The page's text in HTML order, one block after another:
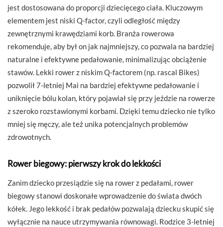
jest dostosowana do proporcji dziecięcego ciała. Kluczowym
elementem jest niski Q-factor, czyli odległość między
zewnętrznymi krawędziami korb. Branża rowerowa
rekomenduje, aby był on jak najmniejszy, co pozwala na bardziej
naturalne i efektywne pedałowanie, minimalizując obciążenie
stawów. Lekki rower z niskim Q-factorem (np. rascal Bikes)
pozwolił 7-letniej Mai na bardziej efektywne pedałowanie i
uniknięcie bólu kolan, który pojawiał się przy jeździe na rowerze
z szeroko rozstawionymi korbami. Dzięki temu dziecko nie tylko
mniej się męczy, ale też unika potencjalnych problemów
zdrowotnych.
Rower biegowy: pierwszy krok do lekkości
Zanim dziecko przesiądzie się na rower z pedałami, rower
biegowy stanowi doskonałe wprowadzenie do świata dwóch
kółek. Jego lekkość i brak pedałów pozwalają dziecku skupić się
wyłącznie na nauce utrzymywania równowagi. Rodzice 3-letniej